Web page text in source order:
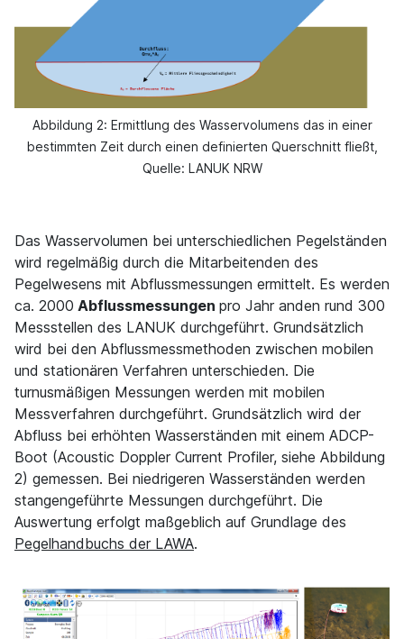
Abbildung 2: Ermittlung des Wasservolumens das in einer
bestimmten Zeit durch einen definierten Querschnitt fließt,
Quelle: LANUK NRW
Das Wasservolumen bei unterschiedlichen Pegelständen
wird regelmäßig durch die Mitarbeitenden des
Pegelwesens mit Abflussmessungen ermittelt. Es werden
ca. 2000 Abflussmessungen pro Jahr anden rund 300
Messstellen des LANUK durchgeführt. Grundsätzlich
wird bei den Abflussmessmethoden zwischen mobilen
und stationären Verfahren unterschieden. Die
turnusmäßigen Messungen werden mit mobilen
Messverfahren durchgeführt. Grundsätzlich wird der
Abfluss bei erhöhten Wasserständen mit einem ADCP-
Boot (Acoustic Doppler Current Profiler, siehe Abbildung
2) gemessen. Bei niedrigeren Wasserständen werden
stangengeführte Messungen durchgeführt. Die
Auswertung erfolgt maßgeblich auf Grundlage des
Pegelhandbuchs der LAWA.